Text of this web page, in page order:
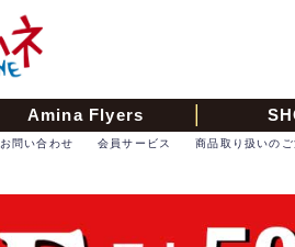
Amina Flyers
商品取り扱いのご
会員サービス
お問い合わせ